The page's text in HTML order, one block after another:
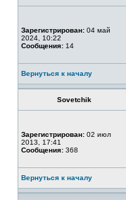
Зарегистрирован: 04 май
2024, 10:22
Сообщения: 14
Вернуться к началу
Sovetchik
Зарегистрирован: 02 июл
2013, 17:41
Сообщения: 368
Вернуться к началу